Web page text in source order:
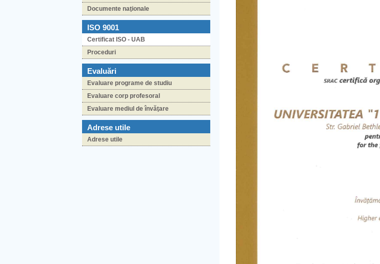
Documente naţionale
ISO 9001
Certificat ISO - UAB
Proceduri
Evaluări
Evaluare programe de studiu
Evaluare corp profesoral
Evaluare mediul de învăţare
Adrese utile
Adrese utile